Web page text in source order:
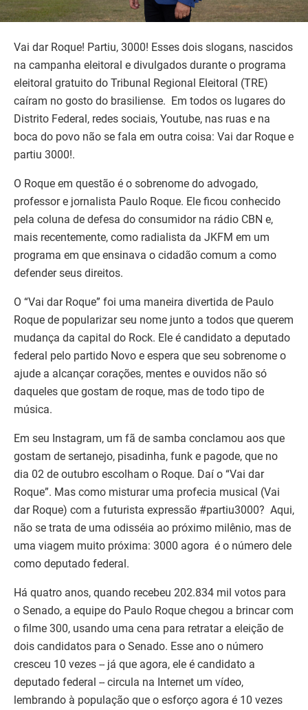
Vai dar Roque! Partiu, 3000! Esses dois slogans, nascidos
na campanha eleitoral e divulgados durante o programa
eleitoral gratuito do Tribunal Regional Eleitoral (TRE)
caíram no gosto do brasiliense. Em todos os lugares do
Distrito Federal, redes sociais, Youtube, nas ruas e na
boca do povo não se fala em outra coisa: Vai dar Roque e
partiu 3000!.
O Roque em questão é o sobrenome do advogado,
professor e jornalista Paulo Roque. Ele ficou conhecido
pela coluna de defesa do consumidor na rádio CBN e,
mais recentemente, como radialista da JKFM em um
programa em que ensinava o cidadão comum a como
defender seus direitos.
O “Vai dar Roque” foi uma maneira divertida de Paulo
Roque de popularizar seu nome junto a todos que querem
mudança da capital do Rock. Ele é candidato a deputado
federal pelo partido Novo e espera que seu sobrenome o
ajude a alcançar corações, mentes e ouvidos não só
daqueles que gostam de roque, mas de todo tipo de
música.
Em seu Instagram, um fã de samba conclamou aos que
gostam de sertanejo, pisadinha, funk e pagode, que no
dia 02 de outubro escolham o Roque. Daí o “Vai dar
Roque”. Mas como misturar uma profecia musical (Vai
dar Roque) com a futurista expressão #partiu3000? Aqui,
não se trata de uma odisséia ao próximo milênio, mas de
uma viagem muito próxima: 3000 agora é o número dele
como deputado federal.
Há quatro anos, quando recebeu 202.834 mil votos para
o Senado, a equipe do Paulo Roque chegou a brincar com
o filme 300, usando uma cena para retratar a eleição de
dois candidatos para o Senado. Esse ano o número
cresceu 10 vezes -- já que agora, ele é candidato a
deputado federal -- circula na Internet um vídeo,
lembrando à população que o esforço agora é 10 vezes